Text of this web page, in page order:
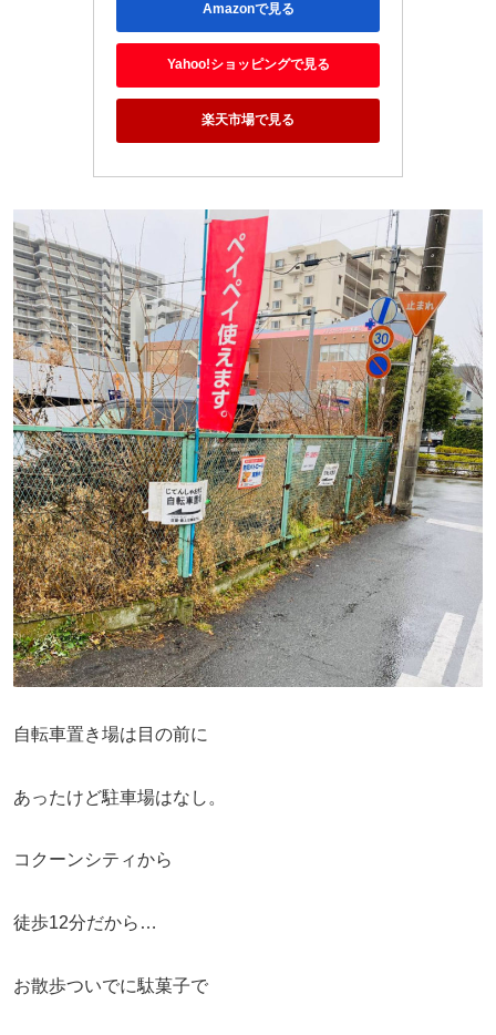
Amazonで見る
Yahoo!ショッピングで見る
楽天市場で見る
自転車置き場は目の前に
あったけど駐車場はなし。
コクーンシティから
徒歩12分だから…
お散歩ついでに駄菓子で